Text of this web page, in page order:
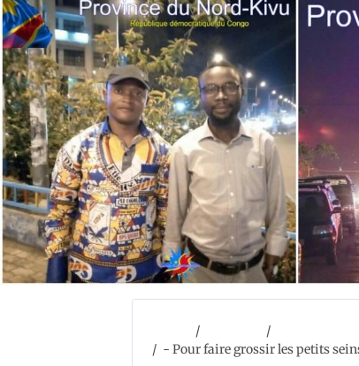
- Pour faire grossir les petits